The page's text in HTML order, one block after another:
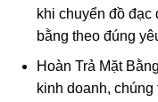
khi chuyển đồ đạc
bằng theo đúng
Hoàn Trả Mặt
kinh doanh,